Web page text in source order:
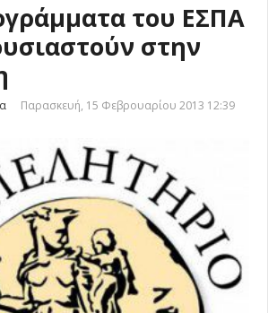
του ΕΣΠΑ
στην
Παρασκευή, 15 Φεβρουαρίου 2013 12:39